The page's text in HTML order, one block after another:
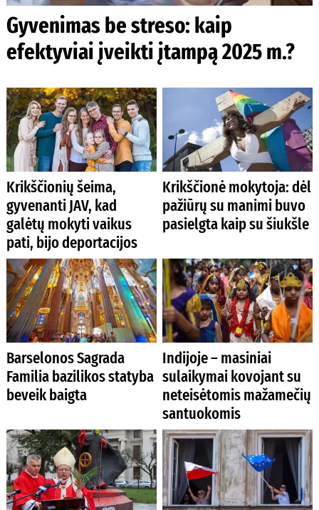
Gyvenimas be streso: kaip
efektyviai įveikti įtampą 2025 m.?
Krikščionių šeima,
gyvenanti JAV, kad
galėtų mokyti vaikus
pati, bijo deportacijos
Krikščionė mokytoja: dėl
pažiūrų su manimi buvo
pasielgta kaip su šiukšle
Barselonos Sagrada
Familia bazilikos statyba
beveik baigta
Indijoje – masiniai
sulaikymai kovojant su
neteisėtomis mažamečių
santuokomis